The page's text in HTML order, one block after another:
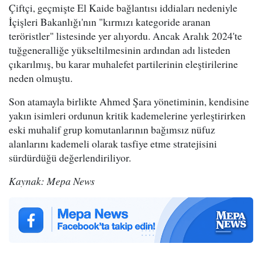
Çiftçi, geçmişte El Kaide bağlantısı iddiaları nedeniyle
İçişleri Bakanlığı'nın "kırmızı kategoride aranan
teröristler" listesinde yer alıyordu. Ancak Aralık 2024'te
tuğgeneralliğe yükseltilmesinin ardından adı listeden
çıkarılmış, bu karar muhalefet partilerinin eleştirilerine
neden olmuştu.
Son atamayla birlikte Ahmed Şara yönetiminin, kendisine
yakın isimleri ordunun kritik kademelerine yerleştirirken
eski muhalif grup komutanlarının bağımsız nüfuz
alanlarını kademeli olarak tasfiye etme stratejisini
sürdürdüğü değerlendiriliyor.
Kaynak: Mepa News